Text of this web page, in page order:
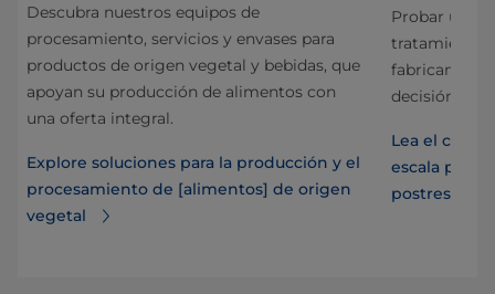
Descubra nuestros equipos de
procesamiento, servicios y envases para
productos de origen vegetal y bebidas, que
apoyan su producción de alimentos con
una oferta integral.
Explore soluciones para la producción y el
procesamiento de [alimentos] de origen
vegetal
Probar un
tratamiento
fabricante
decisión de
Lea el caso
escala para
postres